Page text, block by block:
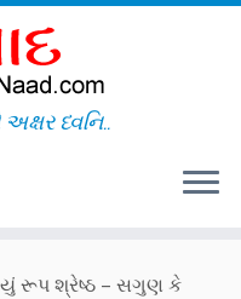
ધ્વનિ..
રૂપ શ્રેષ્ઠ – સગુણ કે